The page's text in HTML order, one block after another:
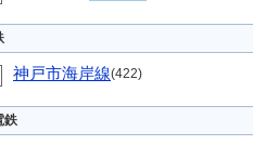
神戸市海岸線(422)
鉄